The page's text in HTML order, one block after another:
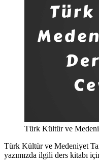
Türk Kültür ve
Türk Kültür ve Medeniyet
yazımızda ilgili ders kitabı